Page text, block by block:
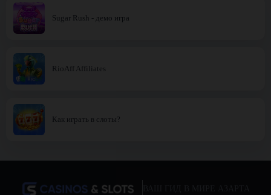
Sugar Rush - демо игра
RioAff Affiliates
Как играть в слоты?